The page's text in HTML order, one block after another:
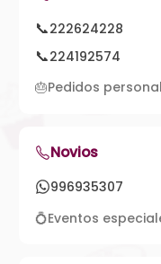
📞222624228
📞224192574
🎂Pedidos
Novios
996935307
💍Eventos